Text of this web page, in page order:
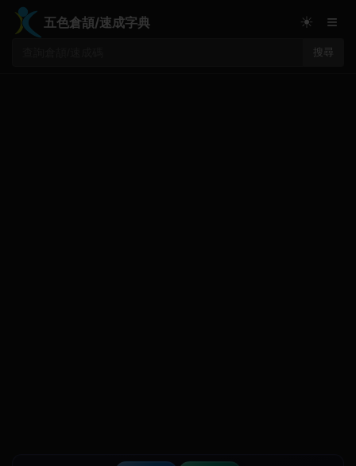
五色倉頡/速成字典
搜尋
☀ ≡